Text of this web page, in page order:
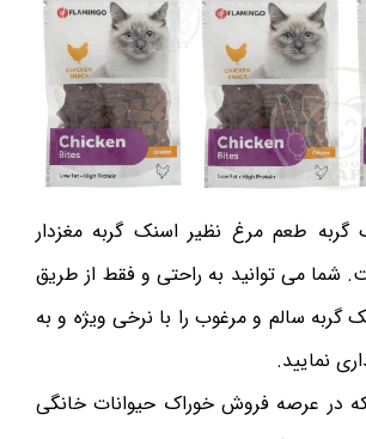
گربه طعم مرغ نظیر اسنک گربه مغزدار
شما می توانید به راحتی و فقط از طریق
گربه سالم و مرغوب را با نرخی ویژه و به
نمایید.
که در عرصه فروش خوراک حیوانات خانگی